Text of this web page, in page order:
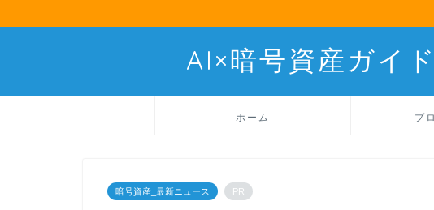
AI×暗号資産ガイ
ホーム プ
暗号資産_最新ニュース PR